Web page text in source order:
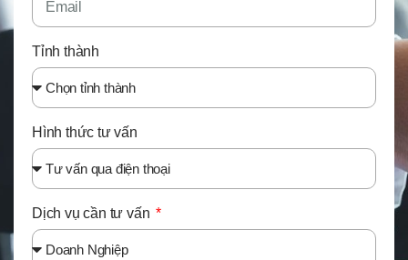
Tỉnh thành
Hình thức tư vấn
Dịch vụ cần tư vấn